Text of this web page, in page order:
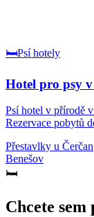
🛏️Psí hotely
Hotel pro psy
Psí hotel v přírodě
Rezervace pobytů
Přestavlky u Čerčan
Benešov
🛏️
Chcete